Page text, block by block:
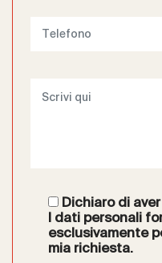
Dichiaro di
I dati personali
esclusivamente
mia richiesta.